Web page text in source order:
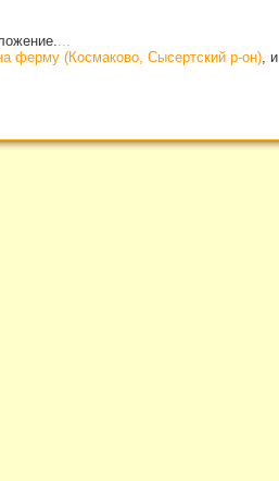
ферму (Космаково, Сысертский р-он) ,